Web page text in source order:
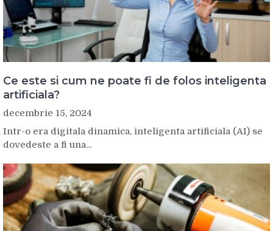
Ce este si cum ne poate fi de folos inteligenta
artificiala?
decembrie 15, 2024
Intr-o era digitala dinamica, inteligenta artificiala (AI) se
dovedeste a fi una...